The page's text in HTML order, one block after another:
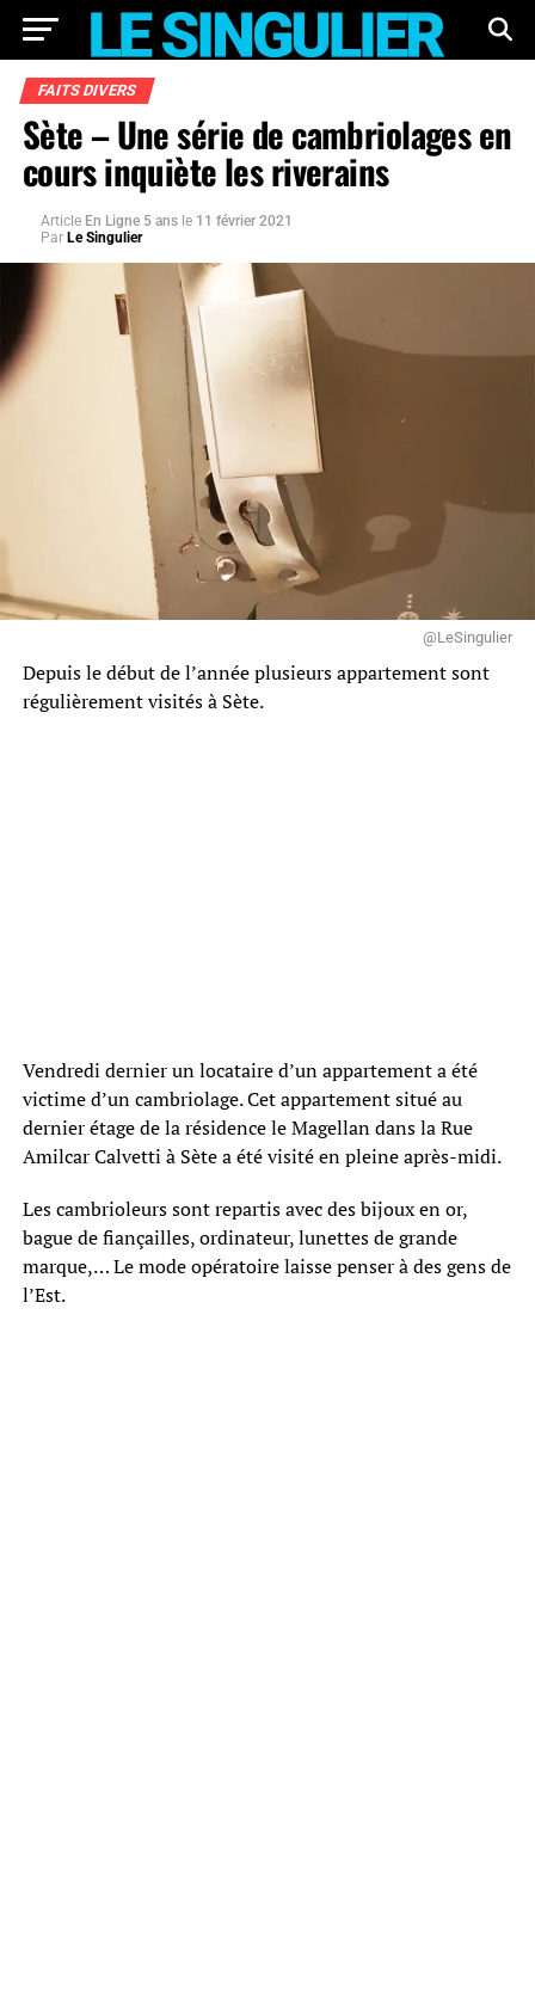
FAITS DIVERS
Sète – Une série de cambriolages en
cours inquiète les riverains
Article En Ligne 5 ans le 11 février 2021
Par Le Singulier
@LeSingulier
Depuis le début de l’année plusieurs appartement sont
régulièrement visités à Sète.
Vendredi dernier un locataire d’un appartement a été
victime d’un cambriolage. Cet appartement situé au
dernier étage de la résidence le Magellan dans la Rue
Amilcar Calvetti à Sète a été visité en pleine après-midi.
Les cambrioleurs sont repartis avec des bijoux en or,
bague de fiançailles, ordinateur, lunettes de grande
marque,… Le mode opératoire laisse penser à des gens de
l’Est.